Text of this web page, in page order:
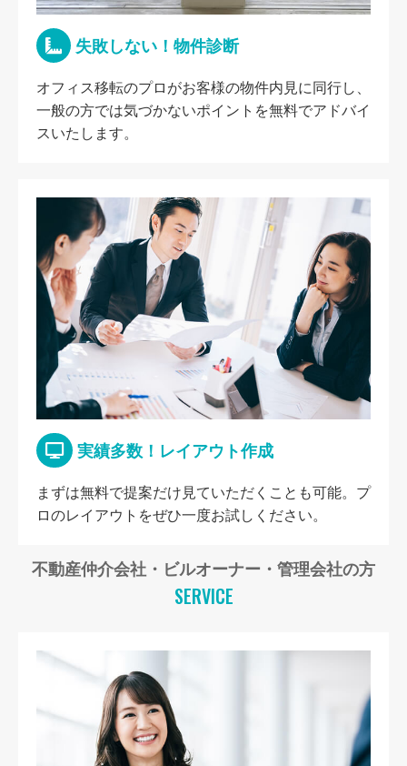
失敗しない！物件診断
オフィス移転のプロがお客様の物件内見に同行し、
一般の方では気づかないポイントを無料でアドバイ
スいたします。
実績多数！レイアウト作成
まずは無料で提案だけ見ていただくことも可能。プ
ロのレイアウトをぜひ一度お試しください。
不動産仲介会社・ビルオーナー・管理会社の方
SERVICE